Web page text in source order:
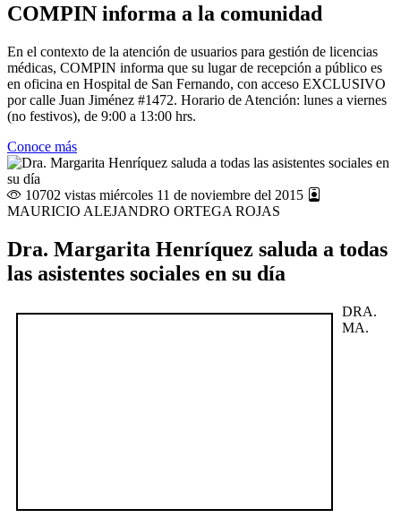
COMPIN informa a la comunidad
En el contexto de la atención de usuarios para gestión de licencias
médicas, COMPIN informa que su lugar de recepción a público es
en oficina en Hospital de San Fernando, con acceso EXCLUSIVO
por calle Juan Jiménez #1472. Horario de Atención: lunes a viernes
(no festivos), de 9:00 a 13:00 hrs.
Conoce más
10702 vistas miércoles 11 de noviembre del 2015
MAURICIO ALEJANDRO ORTEGA ROJAS
Dra. Margarita Henríquez saluda a todas
las asistentes sociales en su día
DRA.
MA.